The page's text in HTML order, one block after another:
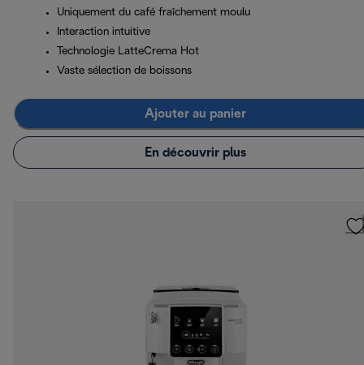
Uniquement du café fraîchement moulu
Interaction intuitive
Technologie LatteCrema Hot
Vaste sélection de boissons
Ajouter au panier
En découvrir plus